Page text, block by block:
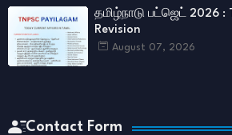
தமிழ்நாடு பட்ஜெட் 2026 :
Revision
August 07, 2026
Contact Form